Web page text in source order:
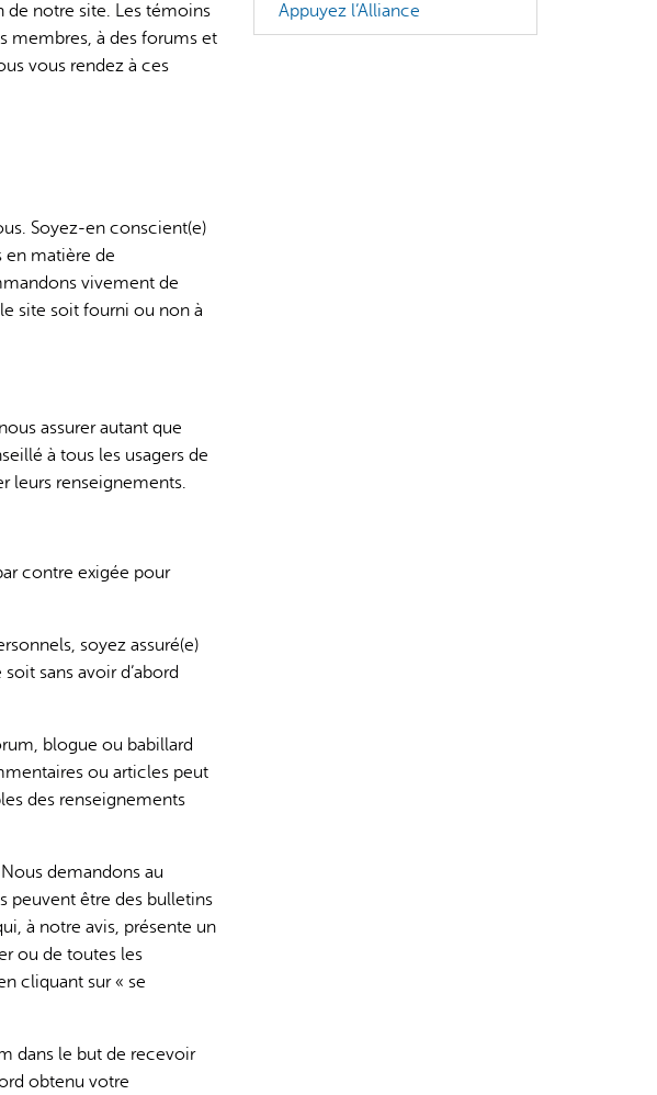
de notre site. Les témoins
membres, à des forums et
vous rendez à ces
Soyez-en conscient(e)
en matière de
vivement de
site soit fourni ou non à
assurer autant que
à tous les usagers de
leurs renseignements.
contre exigée pour
soyez assuré(e)
sans avoir d’abord
blogue ou babillard
ou articles peut
des renseignements
demandons au
peuvent être des bulletins
à notre avis, présente un
ou de toutes les
cliquant sur « se
dans le but de recevoir
obtenu votre
Appuyez l’Alliance